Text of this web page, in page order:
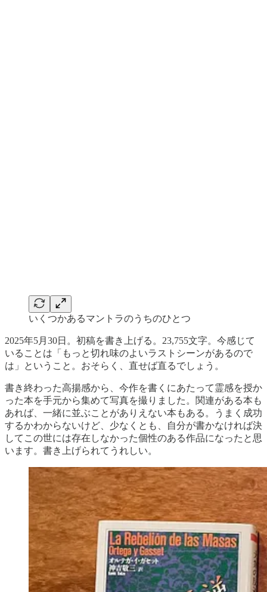
いくつかあるマントラのうちのひとつ
2025年5月30日。初稿を書き上げる。23,755文字。今感じて
いることは「もっと切れ味のよいラストシーンがあるので
は」ということ。おそらく、直せば直るでしょう。
書き終わった高揚感から、今作を書くにあたって霊感を授か
った本を手元から集めて写真を撮りました。関連がある本も
あれば、一緒に並ぶことがありえない本もある。うまく成功
するかわからないけど、少なくとも、自分が書かなければ決
してこの世には存在しなかった個性のある作品になったと思
います。書き上げられてうれしい。